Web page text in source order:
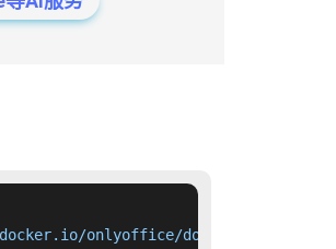
onlyoffice/documentserver-